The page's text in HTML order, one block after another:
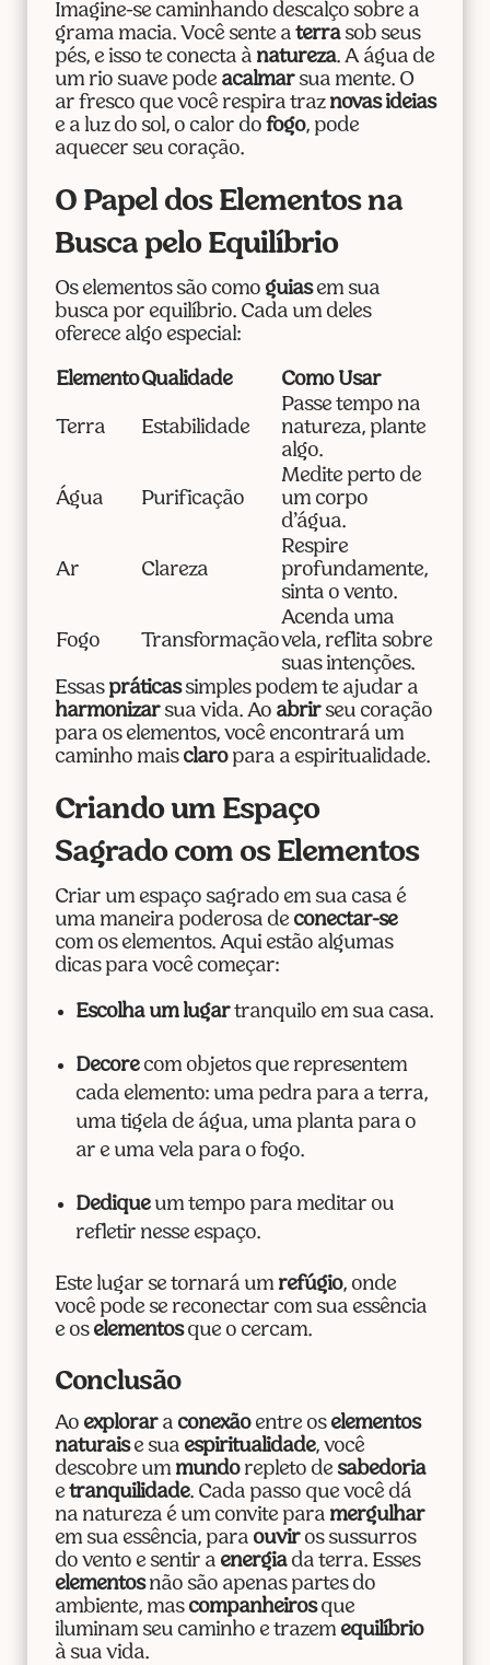
Imagine-se caminhando descalço sobre a
grama macia. Você sente a terrasob seus
pés, e isso te conecta à natureza. A água de
um rio suave pode acalmarsua mente. O
ar fresco que você respira traz novas ideias
e a luz do sol, o calor do fogo, pode
aquecer seu coração.
O Papel dos Elementos na
Busca pelo Equilíbrio
Os elementos são como guiasem sua
busca por equilíbrio. Cada um deles
oferece algo especial:
ElementoQualidade Como Usar
Terra Estabilidade
Passe tempo na
natureza, plante
algo.
Água Purificação
Medite perto de
um corpo
d’água.
Ar Clareza
Respire
profundamente,
sinta o vento.
Fogo Transformação
Acenda uma
vela, reflita sobre
suas intenções.
Essas práticassimples podem te ajudar a
harmonizarsua vida. Ao abrirseu coração
para os elementos, você encontrará um
caminho mais claropara a espiritualidade.
Criando um Espaço
Sagrado com os Elementos
Criar um espaço sagrado em sua casa é
uma maneira poderosa de conectar-se
com os elementos. Aqui estão algumas
dicas para você começar:
Escolha um lugartranquilo em sua casa.
Decorecom objetos que representem
cada elemento: uma pedra para a terra,
uma tigela de água, uma planta para o
ar e uma vela para o fogo.
Dediqueum tempo para meditar ou
refletir nesse espaço.
Este lugar se tornará um refúgio, onde
você pode se reconectar com sua essência
e os elementosque o cercam.
Conclusão
Ao explorara conexãoentre os elementos
naturaise sua espiritualidade, você
descobre um mundorepleto de sabedoria
e tranquilidade. Cada passo que você dá
na natureza é um convite para mergulhar
em sua essência, para ouviros sussurros
do vento e sentir a energiada terra. Esses
elementosnão são apenas partes do
ambiente, mas companheirosque
iluminam seu caminho e trazem equilíbrio
à sua vida.